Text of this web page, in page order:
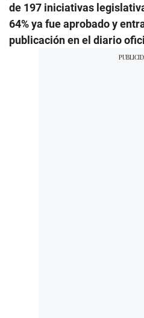
de 197 iniciativas
64% ya fue aprobado y
publicación en el diario